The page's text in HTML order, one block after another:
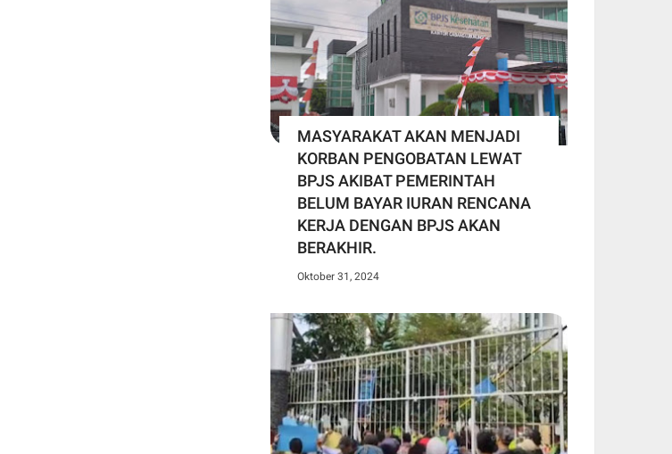
MASYARAKAT AKAN MENJADI
KORBAN PENGOBATAN LEWAT
BPJS AKIBAT PEMERINTAH
BELUM BAYAR IURAN RENCANA
KERJA DENGAN BPJS AKAN
BERAKHIR.
Oktober 31, 2024